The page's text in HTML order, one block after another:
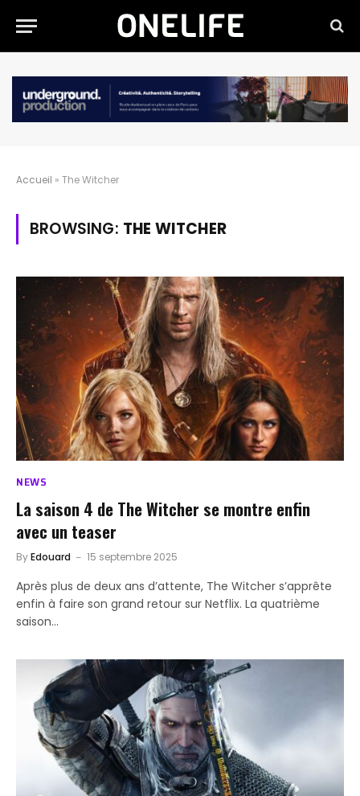
Accueil » The Witcher
BROWSING: THE WITCHER
NEWS
La saison 4 de The Witcher se montre enfin
avec un teaser
ByEdouard 15 septembre 2025
Après plus de deux ans d’attente, The Witcher s’apprête
enfin à faire son grand retour sur Netflix. La quatrième
saison…